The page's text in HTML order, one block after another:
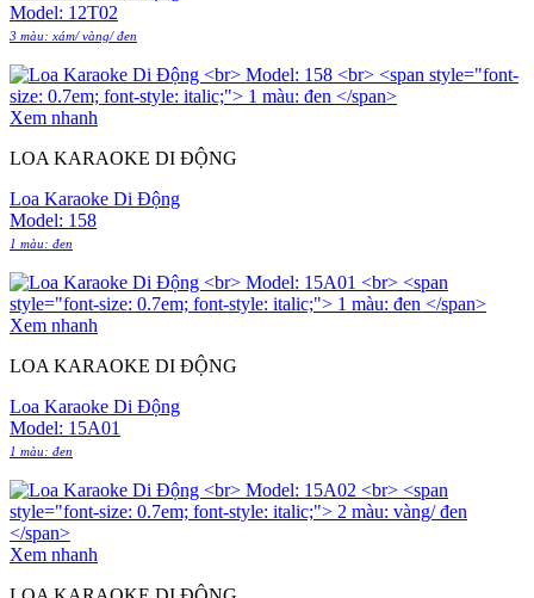
Model: 12T02
3 màu: xám/ vàng/ đen
Xem nhanh
LOA KARAOKE DI ĐỘNG
Loa Karaoke Di Động
Model: 158
1 màu: đen
Xem nhanh
LOA KARAOKE DI ĐỘNG
Loa Karaoke Di Động
Model: 15A01
1 màu: đen
Xem nhanh